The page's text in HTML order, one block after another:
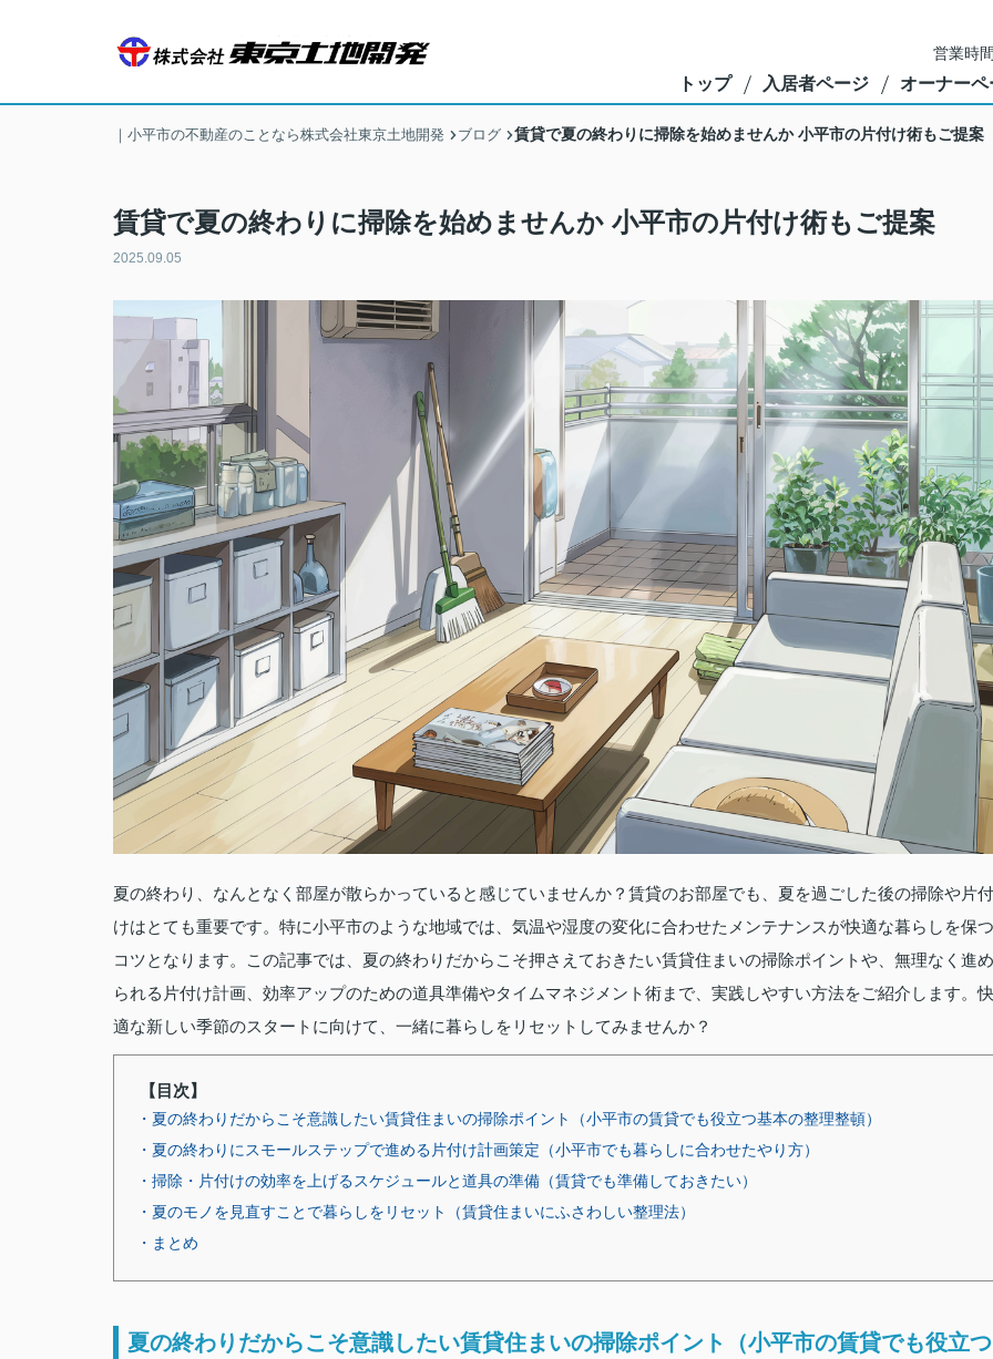
営業時
トップ 入居者ページ オーナーペ
｜小平市の不動産のことなら株式会社東京土地開発 ブログ 賃貸で夏の終わりに掃除を始めませんか 小平市の片付け術もご提案
賃貸で夏の終わりに掃除を始めませんか 小平市の片付け術もご提案
2025.09.05
夏の終わり、なんとなく部屋が散らかっていると感じていませんか？賃貸のお部屋でも、夏を過ごした後の掃除や片付
けはとても重要です。特に小平市のような地域では、気温や湿度の変化に合わせたメンテナンスが快適な暮らしを保つ
コツとなります。この記事では、夏の終わりだからこそ押さえておきたい賃貸住まいの掃除ポイントや、無理なく進め
られる片付け計画、効率アップのための道具準備やタイムマネジメント術まで、実践しやすい方法をご紹介します。快
適な新しい季節のスタートに向けて、一緒に暮らしをリセットしてみませんか？
【目次】
・夏の終わりだからこそ意識したい賃貸住まいの掃除ポイント（小平市の賃貸でも役立つ基本の整理整頓）
・夏の終わりにスモールステップで進める片付け計画策定（小平市でも暮らしに合わせたやり方）
・掃除・片付けの効率を上げるスケジュールと道具の準備（賃貸でも準備しておきたい）
・夏のモノを見直すことで暮らしをリセット（賃貸住まいにふさわしい整理法）
・まとめ
夏の終わりだからこそ意識したい賃貸住まいの掃除ポイント（小平市の賃貸でも役立つ